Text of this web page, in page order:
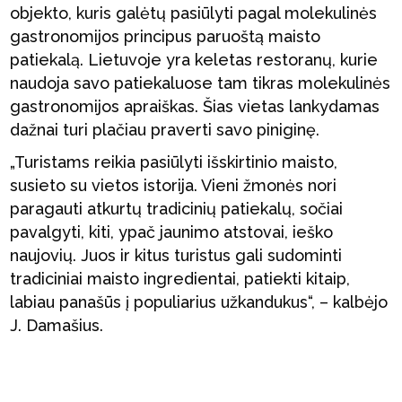
objekto, kuris galėtų pasiūlyti pagal molekulinės
gastronomijos principus paruoštą maisto
patiekalą. Lietuvoje yra keletas restoranų, kurie
naudoja savo patiekaluose tam tikras molekulinės
gastronomijos apraiškas. Šias vietas lankydamas
dažnai turi plačiau praverti savo piniginę.
„Turistams reikia pasiūlyti išskirtinio maisto,
susieto su vietos istorija. Vieni žmonės nori
paragauti atkurtų tradicinių patiekalų, sočiai
pavalgyti, kiti, ypač jaunimo atstovai, ieško
naujovių. Juos ir kitus turistus gali sudominti
tradiciniai maisto ingredientai, patiekti kitaip,
labiau panašūs į populiarius užkandukus“, – kalbėjo
J. Damašius.